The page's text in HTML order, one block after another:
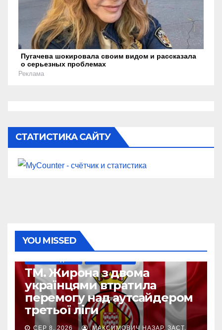
Пугачева шокировала своим видом и рассказала
о серьезных проблемах
Реклама
СТАТИСТИКА САЙТУ
YOU MISSED
ТМ. Жирона з двома
українцями втратила
перемогу над аутсайдером
третьої ліги
СЕР 8, 2026 МАКСИМОВИЧ НАЗАР, ЗАСТ.